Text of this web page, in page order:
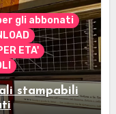
per gli abbonati
ETA'
stampabili